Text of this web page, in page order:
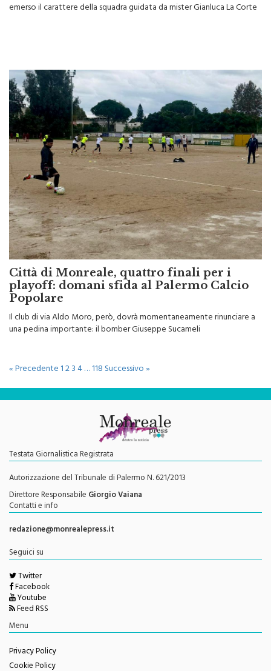
Quando il match sembrava prendere una piega complicata, però, è
Città di Monreale, quattro finali per i
playoff: domani sfida al Palermo Calcio
Popolare
Il club di via Aldo Moro, però, dovrà momentaneamente rinunciare a
« Precedente1234…118Successivo »
Testata Giornalistica Registrata
Autorizzazione del Tribunale di Palermo N. 621/2013
Direttore ResponsabileGiorgio Vaiana
Contatti e info
redazione@monrealepress.it
Seguici su
Twitter
Facebook
Youtube
Feed RSS